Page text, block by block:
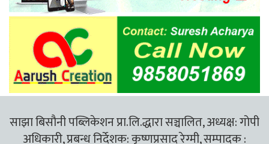
साझा बिसौनी पब्लिकेशन प्रा.लि.द्धारा सञ्चालित, अध्यक्ष: गोपी
अधिकारी, प्रबन्ध निर्देशक: कृष्णप्रसाद रेग्मी, सम्पादक :